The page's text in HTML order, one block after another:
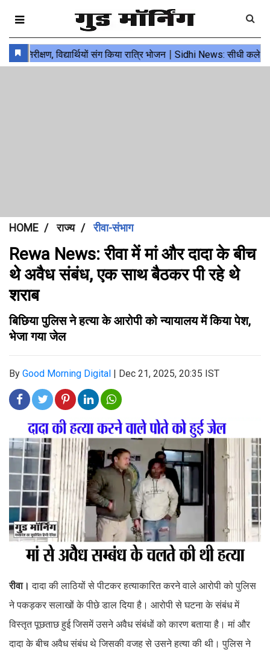
HOME राज्य रीवा-संभाग
Rewa News: रीवा में मां और दादा के बीच
थे अवैध संबंध, एक साथ बैठकर पी रहे थे
शराब
बिछिया पुलिस ने हत्या के आरोपी को न्यायालय में किया पेश,
भेजा गया जेल
By Good Morning Digital | Dec 21, 2025, 20:35 IST
रीवा।दादा की लाठियों से पीटकर हत्याकारित करने वाले आरोपी को पुलिस
ने पकड़कर सलाखों के पीछे डाल दिया है। आरोपी से घटना के संबंध में
विस्तृत पूछताछ हुई जिसमें उसने अवैध संबंधों को कारण बताया है। मां और
दादा के बीच अवैध संबंध थे जिसकी वजह से उसने हत्या की थी। पुलिस ने